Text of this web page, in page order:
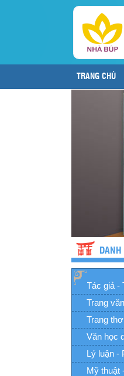
TRANG CHỦ
Tác giả -
Trang văn
Trang thơ
Văn học
Lý luận -
Mỹ thuật